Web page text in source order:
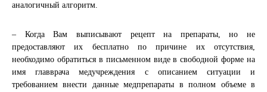
аналогичный алгоритм.
– Когда Вам выписывают рецепт на препараты, но не
предоставляют их бесплатно по причине их отсутствия,
необходимо обратиться в письменном виде в свободной форме на
имя главврача медучреждения с описанием ситуации и
требованием внести данные медпрепараты в полном объеме в